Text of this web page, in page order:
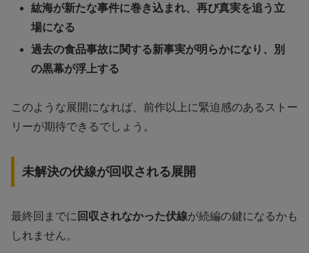
紘海が新たな事件に巻き込まれ、再び真実を追う立
場になる
過去の食品事故に関する新事実が明らかになり、別
の黒幕が浮上する
このような展開になれば、前作以上に緊迫感のあるストー
リーが期待できるでしょう。
未解決の伏線が回収される展開
最終回までに 回収されなかった伏線が続編の鍵になるかも
しれません。